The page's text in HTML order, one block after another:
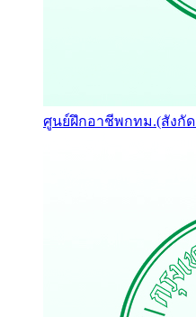
ศูนย์ฝึกอาชีพกทม.(สังกั